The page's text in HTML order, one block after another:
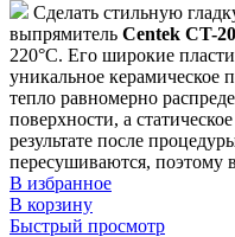
Сделать стильную
выпрямитель Centek CT-
220°С. Его широкие
уникальное керамическое
тепло равномерно
поверхности, а
результате после
пересушиваются, поэтому
В избранное
В корзину
Быстрый просмотр